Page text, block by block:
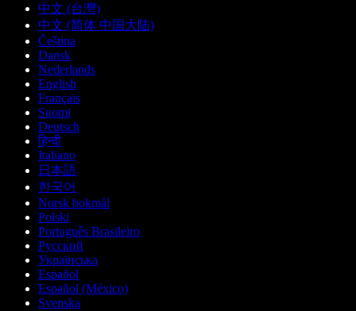
中文 (台灣)
中文 (简体 中国大陆)
Čeština
Dansk
Nederlands
English
Français
Suomi
Deutsch
हिन्दी
Italiano
日本語
한국어
Norsk bokmål
Polski
Português Brasileiro
Русский
Українська
Español
Español (México)
Svenska